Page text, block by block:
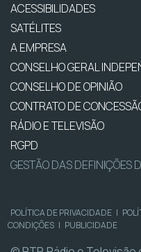
ACESSIBILIDADES
SATÉLITES
A EMPRESA
CONSELHO GERAL
CONSELHO DE OPINIÃO
CONTRATO DE
RÁDIO E TELEVISÃO
RGPD
GESTÃO DAS DEFINIÇÕES
POLÍTICA DE PRIVACIDADE |
CONDIÇÕES | PUBLICIDADE